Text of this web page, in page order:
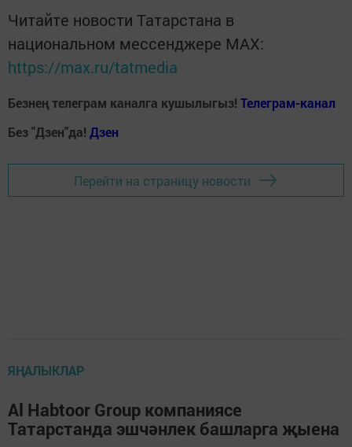
Читайте новости Татарстана в
национальном мессенджере MАХ:
https://max.ru/tatmedia
Безнең телеграм каналга кушылыгыз! Телеграм-канал
Без "Дзен"да! Дзен
Перейти на страницу новости
ЯҢАЛЫКЛАР
Al Habtoor Group компаниясе
Татарстанда эшчәнлек башларга җыена